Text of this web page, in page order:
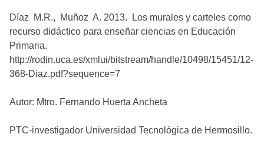
Díaz M.R., Muñoz A. 2013. Los murales y carteles como
recurso didáctico para enseñar ciencias en Educación
Primaria.
http://rodin.uca.es/xmlui/bitstream/handle/10498/15451/12-
368-Diaz.pdf?sequence=7
Autor: Mtro. Fernando Huerta Ancheta
PTC-investigador Universidad Tecnológica de Hermosillo.